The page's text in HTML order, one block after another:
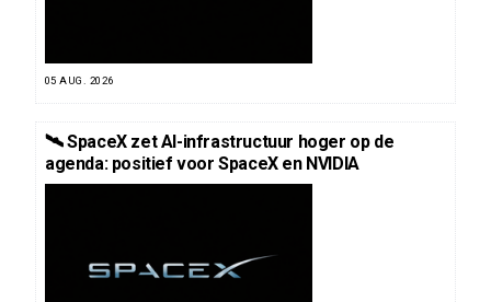
05 AUG. 2026
🛰️ SpaceX zet AI-infrastructuur hoger op de
agenda: positief voor SpaceX en NVIDIA